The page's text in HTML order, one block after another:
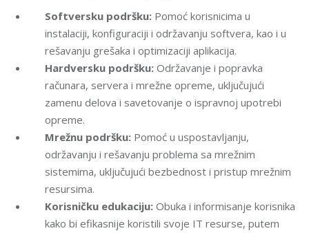
Softversku podršku: Pomoć korisnicima u
instalaciji, konfiguraciji i održavanju softvera, kao i u
rešavanju grešaka i optimizaciji aplikacija.
Hardversku podršku: Održavanje i popravka
računara, servera i mrežne opreme, uključujući
zamenu delova i savetovanje o ispravnoj upotrebi
opreme.
Mrežnu podršku: Pomoć u uspostavljanju,
održavanju i rešavanju problema sa mrežnim
sistemima, uključujući bezbednost i pristup mrežnim
resursima.
Korisničku edukaciju: Obuka i informisanje korisnika
kako bi efikasnije koristili svoje IT resurse, putem